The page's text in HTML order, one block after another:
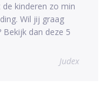
kinderen zo min
Wil jij graag
dan deze 5
Judex